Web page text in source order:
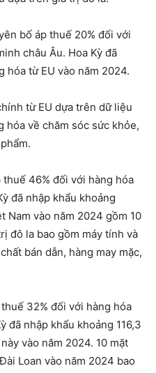
bố áp thuế 20% đối với
châu Âu. Hoa Kỳ đã
hóa từ EU vào năm 2024.
từ EU dựa trên dữ liệu
hóa về chăm sóc sức khỏe,
46% đối với hàng hóa
đã nhập khẩu khoảng
Nam vào năm 2024 gồm 10
đô la bao gồm máy tính và
bán dẫn, hàng may mặc,
32% đối với hàng hóa
đã nhập khẩu khoảng 116,3
vào năm 2024. 10 mặt
Loan vào năm 2024 bao